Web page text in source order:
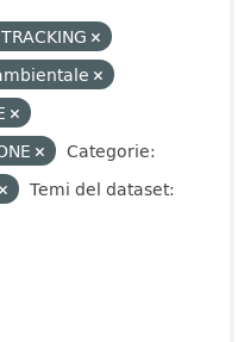
Categorie:
Temi del dataset: